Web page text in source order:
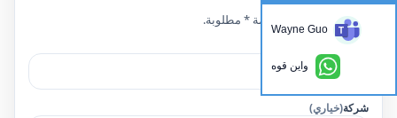
الحقول التي تحمل علامة * مطلوبة.
اسم*
شركة(خياري)
Wayne Guo
واين قوه